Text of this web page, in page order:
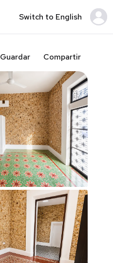
Switch to English
Guardar Compartir